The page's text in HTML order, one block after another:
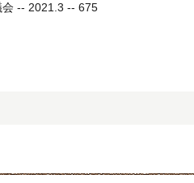
-- 2021.3 -- 675